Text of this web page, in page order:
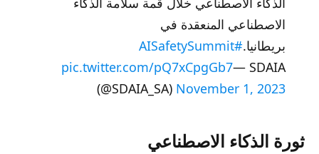
الاصطناعي المنعقدة في
بريطانيا.#AISafetySummit
pic.twitter.com/pQ7xCpgGb7— SDAIA
(@SDAIA_SA) November 1, 2023
ثورة الذكاء الاصطناعي